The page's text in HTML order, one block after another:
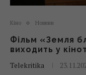
Кіно Новини
Фільм «Земля
виходить у
Telekritika